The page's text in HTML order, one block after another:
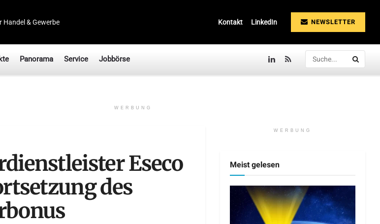
& Gewerbe Kontakt LinkedIn NEWSLETTER
Panorama Service Jobbörse
WERBUNG
Eseco
des
WERBUNG
Meist gelesen